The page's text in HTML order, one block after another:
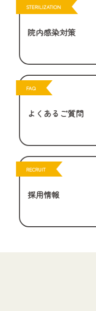
STERILIZATION
院内感染対策
FAQ
よくあるご質問
RECRUIT
採用情報